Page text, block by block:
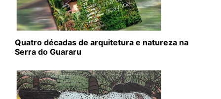
Quatro décadas de arquitetura e natureza na
Serra do Guararu